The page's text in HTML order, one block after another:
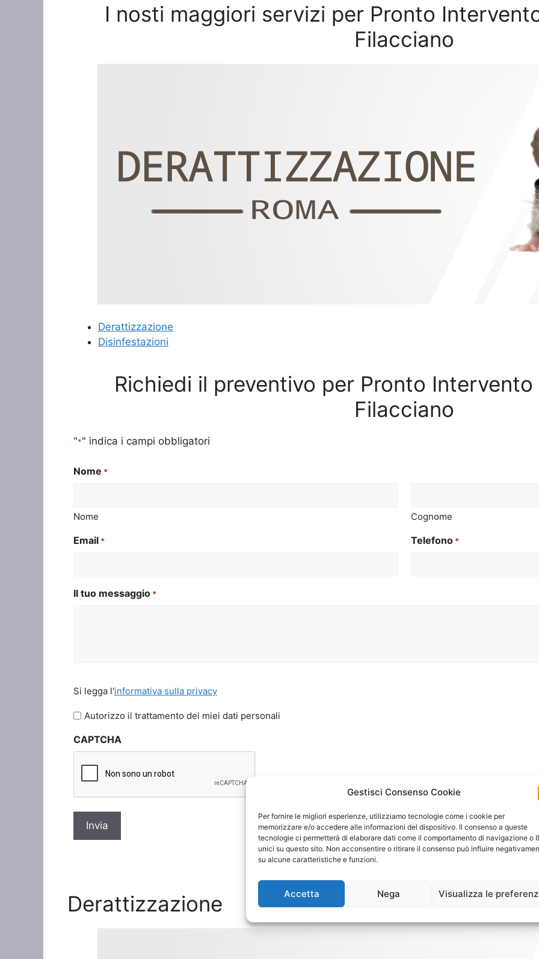
Gestisci Consenso Cookie
Per fornire le migliori esperienze, utilizziamo tecnologie come i cookie per
memorizzare e/o accedere alle informazioni del dispositivo. Il consenso a queste
tecnologie ci permetterà di elaborare dati come il comportamento di navigazione o
unici su questo sito. Non acconsentire o ritirare il consenso può influire
su alcune caratteristiche e funzioni.
Accetta Nega Visualizza le
I nosti maggiori servizi per Pronto
Filacciano
Derattizzazione
Disinfestazioni
Richiedi il preventivo per Pronto
Filacciano
"*" indica i campi obbligatori
Nome *
Nome Cognome
Email * Telefono *
Il tuo messaggio *
legga
l'informativa
privacy
Si legga l'informativa sulla privacy
Autorizzo il trattamento dei miei dati personali
CAPTCHA
Derattizzazione